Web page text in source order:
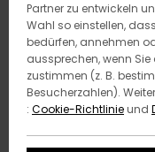
Partner zu entwickeln
Wahl so einstellen,
bedürfen, annehmen
aussprechen, wenn
zustimmen (z. B.
Besucherzahlen).
: Cookie-Richtlinieund